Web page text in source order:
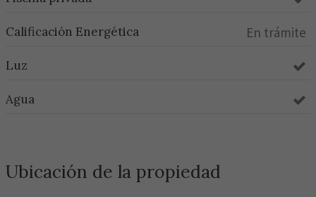
Calificación Energética En trámite
Luz
Agua
Ubicación de la propiedad